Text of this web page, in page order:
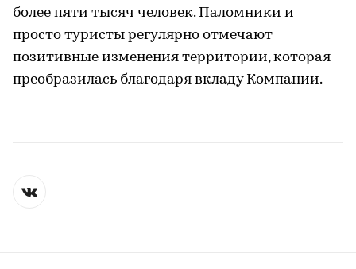
более пяти тысяч человек. Паломники и
просто туристы регулярно отмечают
позитивные изменения территории, которая
преобразилась благодаря вкладу Компании.